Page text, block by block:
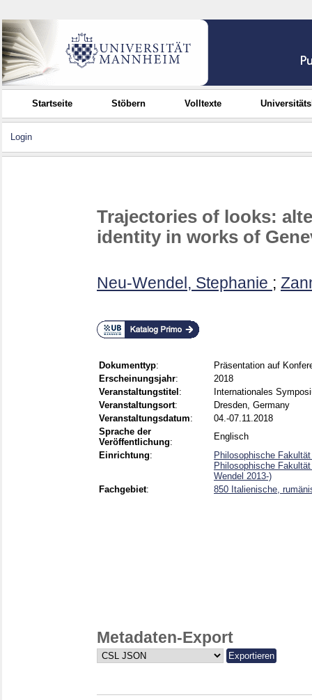
Startseite Stöbern Volltexte
Login
Trajectories of looks:
identity in works of
Neu-Wendel, Stephanie ;
Dokumenttyp:
Präsentation auf
Erscheinungsjahr:
2018
Veranstaltungstitel :
Internationales
Veranstaltungsort:
Dresden, Germany
Veranstaltungsdatum:
04.-07.11.2018
Sprache der
Veröffentlichung:
Englisch
Einrichtung:
Philosophische
Philosophische
Wendel 2013-)
Fachgebiet: 850 Italienische,
Metadaten-Export